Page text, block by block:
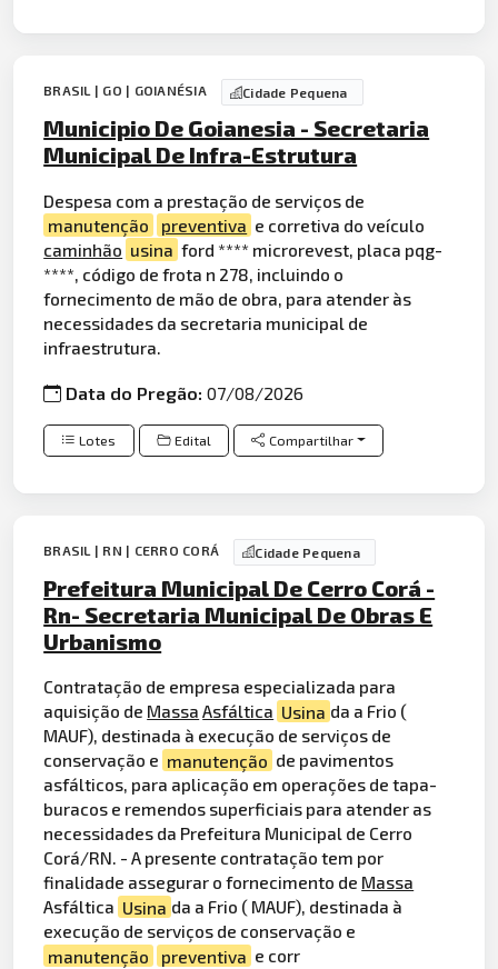
BRASIL | GO | GOIANÉSIA Cidade Pequena
Municipio De Goianesia - Secretaria
Municipal De Infra-Estrutura
Despesa com a prestação de serviços de
manutenção
preventiva e corretiva do veículo
caminhão usina ford **** microrevest, placa pqg-
****, código de frota n 278, incluindo o
fornecimento de mão de obra, para atender às
necessidades da secretaria municipal de
infraestrutura.
Data do Pregão:07/08/2026
Lotes Edital Compartilhar
BRASIL | RN | CERRO CORÁ Cidade Pequena
Prefeitura Municipal De Cerro Corá -
Rn- Secretaria Municipal De Obras E
Urbanismo
Contratação de empresa especializada para
aquisição de Massa Asfáltica Usina da a Frio (
MAUF), destinada à execução de serviços de
conservação e manutenção de pavimentos
asfálticos, para aplicação em operações de tapa-
buracos e remendos superficiais para atender as
necessidades da Prefeitura Municipal de Cerro
Corá/RN. - A presente contratação tem por
finalidade assegurar o fornecimento de Massa
Asfáltica Usina da a Frio ( MAUF), destinada à
execução de serviços de conservação e
manutenção
preventiva e corr